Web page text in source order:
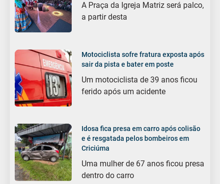
A Praça da Igreja Matriz será palco,
a partir desta
Motociclista sofre fratura exposta após
sair da pista e bater em poste
Um motociclista de 39 anos ficou
ferido após um acidente
Idosa fica presa em carro após colisão
e é resgatada pelos bombeiros em
Criciúma
Uma mulher de 67 anos ficou presa
dentro do carro